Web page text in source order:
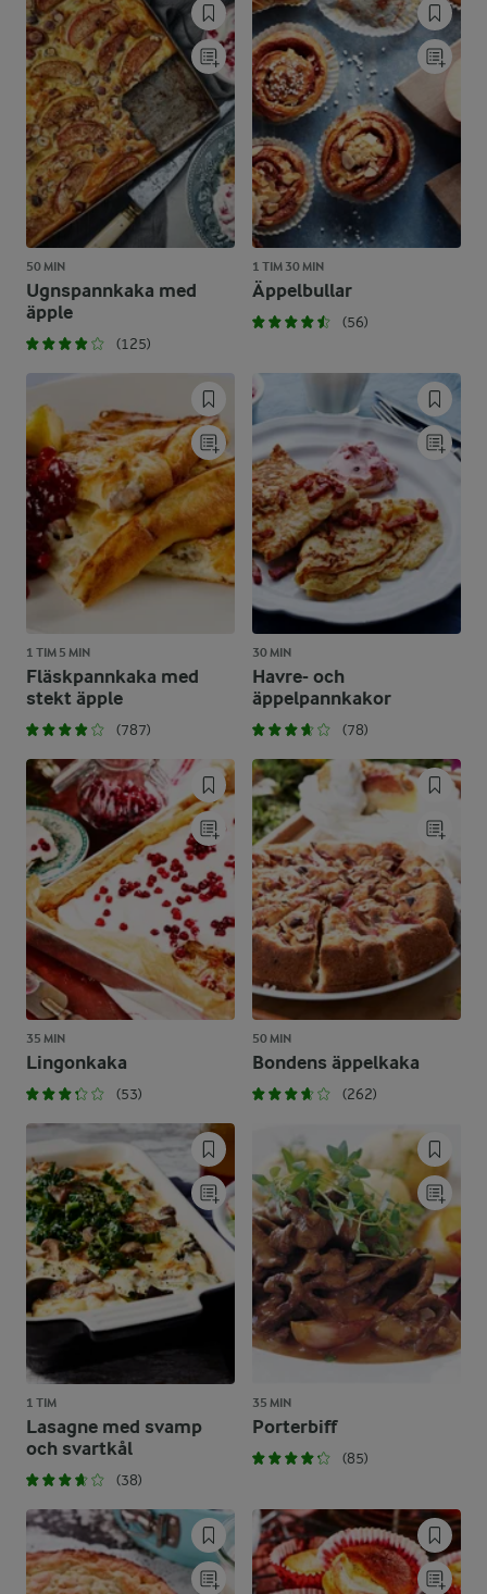
50 MIN
Ugnspannkaka med
äpple
(125)
1 TIM 30 MIN
Äppelbullar
(56)
1 TIM 5 MIN
Fläskpannkaka med
stekt äpple
(787)
30 MIN
Havre- och
äppelpannkakor
(78)
35 MIN
Lingonkaka
(53)
50 MIN
Bondens äppelkaka
(262)
1 TIM
Lasagne med svamp
och svartkål
(38)
35 MIN
Porterbiff
(85)